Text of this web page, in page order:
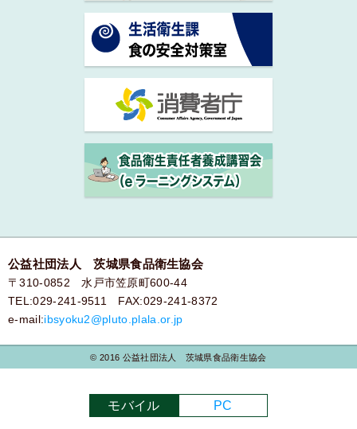
公益社団法人 茨城県食品衛生協会
〒310-0852 水戸市笠原町600-44
TEL:029-241-9511 FAX:029-241-8372
e-mail:ibsyoku2@pluto.plala.or.jp
© 2016 公益社団法人 茨城県食品衛生協会
モバイル PC